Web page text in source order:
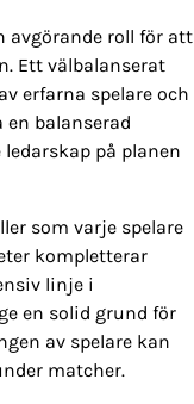
avgörande roll för att
Ett välbalanserat
erfarna spelare och
balanserad
på planen
som varje spelare
kompletterar
linje i
en solid grund för
av spelare kan
matcher.